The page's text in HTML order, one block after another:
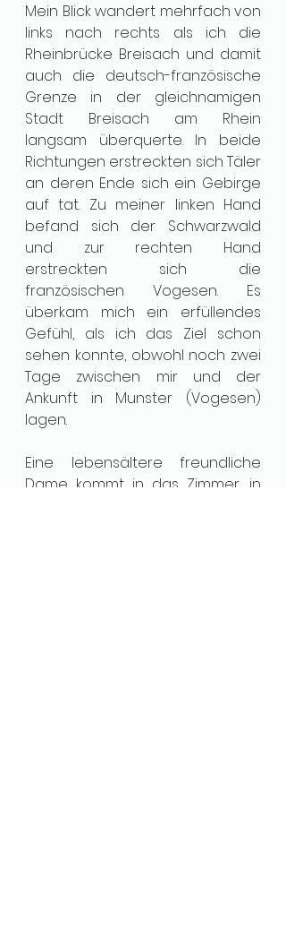
Mein Blick wandert mehrfach von
links nach rechts als ich die
Rheinbrücke Breisach und damit
auch die deutsch-französische
Grenze in der gleichnamigen
Stadt Breisach am Rhein
langsam überquerte. In beide
Richtungen erstreckten sich Täler
an deren Ende sich ein Gebirge
auf tat. Zu meiner linken Hand
befand sich der Schwarzwald
und zur rechten Hand
erstreckten sich die
französischen Vogesen. Es
überkam mich ein erfüllendes
Gefühl, als ich das Ziel schon
sehen konnte, obwohl noch zwei
Tage zwischen mir und der
Ankunft in Munster (Vogesen)
lagen.
Eine lebensältere freundliche
Dame kommt in das Zimmer, in